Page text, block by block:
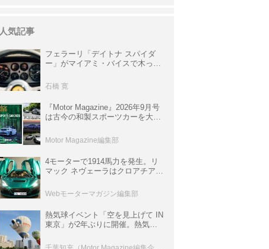
人気記事
フェラーリ「デイトナ スパイダ
ー」がマイアミ・バイスで木っ端
サ」に化けた理由
石橋 寛
『Motor Magazine』2026年9月号
は古今の和製スポーツカーを大特
情報も満載
Motor Magazine編集部
4モーターで1914馬力を発生。リ
マック ネヴェーラはクロアチア発
ロニクル・完全版／115】
Webモーターマガジン編集部
熱気球イベント「空を見上げて IN
東京」が2年ぶりに開催。熱気球
室などのコンテンツも